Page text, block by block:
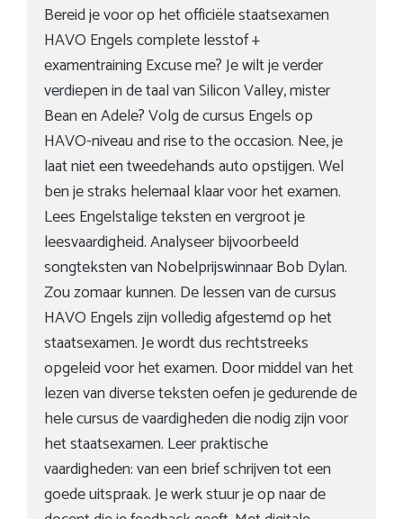
Bereid je voor op het officiële staatsexamen
HAVO Engels complete lesstof +
examentraining Excuse me? Je wilt je verder
verdiepen in de taal van Silicon Valley, mister
Bean en Adele? Volg de cursus Engels op
HAVO-niveau and rise to the occasion. Nee, je
laat niet een tweedehands auto opstijgen. Wel
ben je straks helemaal klaar voor het examen.
Lees Engelstalige teksten en vergroot je
leesvaardigheid. Analyseer bijvoorbeeld
songteksten van Nobelprijswinnaar Bob Dylan.
Zou zomaar kunnen. De lessen van de cursus
HAVO Engels zijn volledig afgestemd op het
staatsexamen. Je wordt dus rechtstreeks
opgeleid voor het examen. Door middel van het
lezen van diverse teksten oefen je gedurende de
hele cursus de vaardigheden die nodig zijn voor
het staatsexamen. Leer praktische
vaardigheden: van een brief schrijven tot een
goede uitspraak. Je werk stuur je op naar de